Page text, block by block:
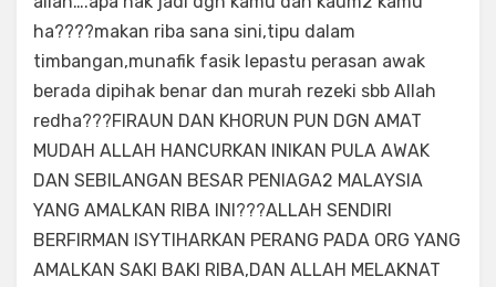
ha????makan riba sana sini,tipu dalam
timbangan,munafik fasik lepastu perasan awak
berada dipihak benar dan murah rezeki sbb Allah
redha???FIRAUN DAN KHORUN PUN DGN AMAT
MUDAH ALLAH HANCURKAN INIKAN PULA AWAK
DAN SEBILANGAN BESAR PENIAGA2 MALAYSIA
YANG AMALKAN RIBA INI???ALLAH SENDIRI
BERFIRMAN ISYTIHARKAN PERANG PADA ORG YANG
AMALKAN SAKI BAKI RIBA,DAN ALLAH MELAKNAT